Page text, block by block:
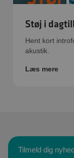
Støj i
Hent kort
akustik.
Læs mere
Tilmeld dig